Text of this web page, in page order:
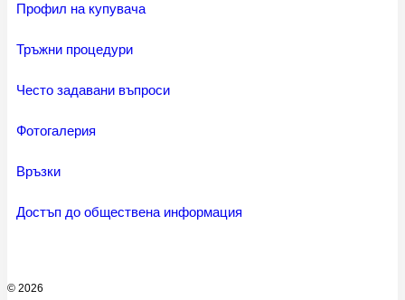
Профил на купувача
Тръжни процедури
Често задавани въпроси
Фотогалерия
Връзки
Достъп до обществена информация
© 2026